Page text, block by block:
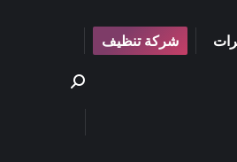
شركة تنظيف
Search: